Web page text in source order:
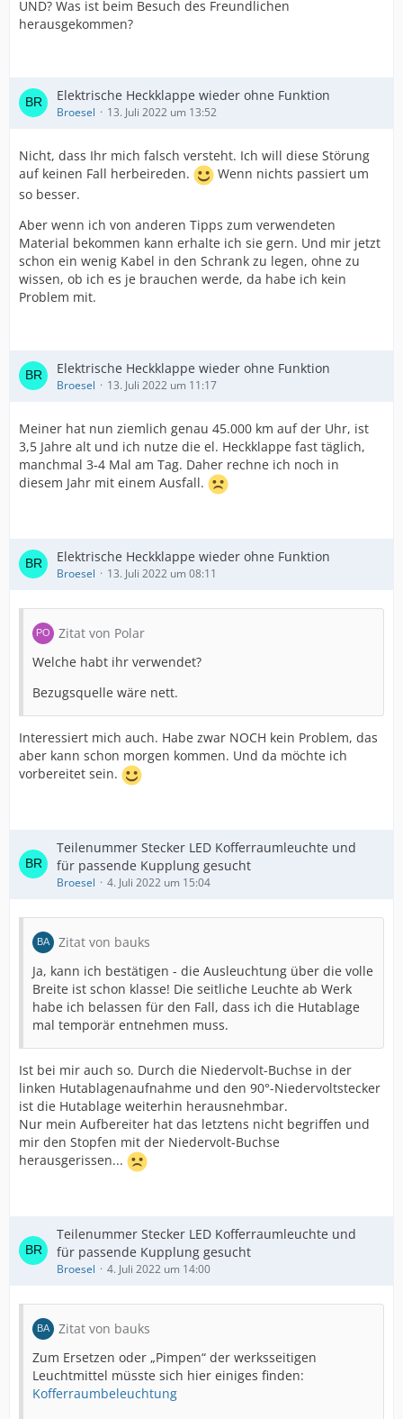
UND? Was ist beim Besuch des Freundlichen
herausgekommen?
Elektrische Heckklappe wieder ohne Funktion
Broesel 13. Juli 2022 um 13:52
Nicht, dass Ihr mich falsch versteht. Ich will diese Störung
auf keinen Fall herbeireden.
Wenn nichts passiert um
so besser.
Aber wenn ich von anderen Tipps zum verwendeten
Material bekommen kann erhalte ich sie gern. Und mir jetzt
schon ein wenig Kabel in den Schrank zu legen, ohne zu
wissen, ob ich es je brauchen werde, da habe ich kein
Problem mit.
Elektrische Heckklappe wieder ohne Funktion
Broesel 13. Juli 2022 um 11:17
Meiner hat nun ziemlich genau 45.000 km auf der Uhr, ist
3,5 Jahre alt und ich nutze die el. Heckklappe fast täglich,
manchmal 3-4 Mal am Tag. Daher rechne ich noch in
diesem Jahr mit einem Ausfall.
Elektrische Heckklappe wieder ohne Funktion
Broesel 13. Juli 2022 um 08:11
Zitat von Polar
Welche habt ihr verwendet?
Bezugsquelle wäre nett.
Interessiert mich auch. Habe zwar NOCH kein Problem, das
aber kann schon morgen kommen. Und da möchte ich
vorbereitet sein.
Teilenummer Stecker LED Kofferraumleuchte und
für passende Kupplung gesucht
Broesel 4. Juli 2022 um 15:04
Zitat von bauks
Ja, kann ich bestätigen - die Ausleuchtung über die volle
Breite ist schon klasse! Die seitliche Leuchte ab Werk
habe ich belassen für den Fall, dass ich die Hutablage
mal temporär entnehmen muss.
Ist bei mir auch so. Durch die Niedervolt-Buchse in der
linken Hutablagenaufnahme und den 90°-Niedervoltstecker
ist die Hutablage weiterhin herausnehmbar.
Nur mein Aufbereiter hat das letztens nicht begriffen und
mir den Stopfen mit der Niedervolt-Buchse
herausgerissen...
Teilenummer Stecker LED Kofferraumleuchte und
für passende Kupplung gesucht
Broesel 4. Juli 2022 um 14:00
Zitat von bauks
Zum Ersetzen oder „Pimpen“ der werksseitigen
Leuchtmittel müsste sich hier einiges finden:
Kofferraumbeleuchtung